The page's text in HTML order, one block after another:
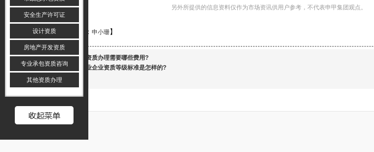
另外所提供的信息资料仅作为市场资讯供用户参考，不代表申甲集团观点。
【责任编辑： 申小珊】
下一篇：安防资质办理需要哪些费用?
上一篇：
建筑业企业资质等级标准是怎样的?
安全生产许可证
设计资质
房地产开发资质
专业承包资质咨询
其他资质办理